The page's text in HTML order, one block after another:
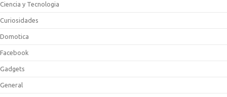
Ciencia y Tecnologia
Curiosidades
Domotica
Facebook
Gadgets
General